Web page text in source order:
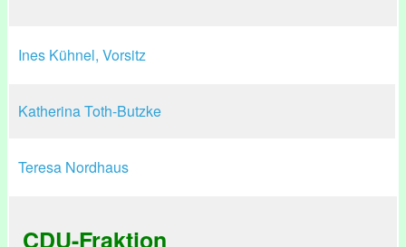
Ines Kühnel, Vorsitz
Katherina Toth-Butzke
Teresa Nordhaus
CDU-Fraktion